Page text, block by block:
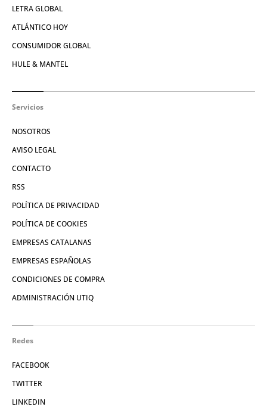
LETRA GLOBAL
ATLÁNTICO HOY
CONSUMIDOR GLOBAL
HULE & MANTEL
Servicios
NOSOTROS
AVISO LEGAL
CONTACTO
RSS
POLÍTICA DE PRIVACIDAD
POLÍTICA DE COOKIES
EMPRESAS CATALANAS
EMPRESAS ESPAÑOLAS
CONDICIONES DE COMPRA
ADMINISTRACIÓN UTIQ
Redes
FACEBOOK
TWITTER
LINKEDIN